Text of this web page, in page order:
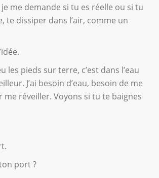
me demande si tu es réelle ou si tu
te dissiper dans l’air, comme un
les pieds sur terre, c’est dans l’eau
J’ai besoin d’eau, besoin de me
me réveiller. Voyons si tu te baignes
port ?